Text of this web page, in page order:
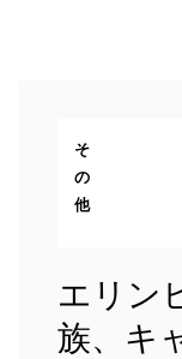
そ
の
他
エリン
族、キ